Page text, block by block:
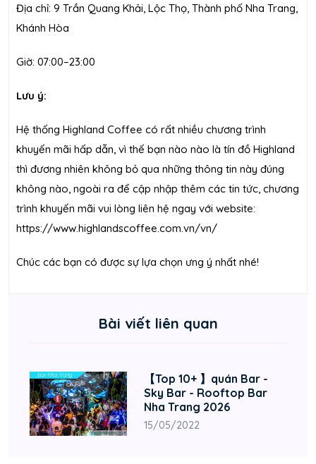
Địa chỉ: 9 Trần Quang Khải, Lộc Thọ, Thành phố Nha Trang,
Khánh Hòa
Giờ: 07:00–23:00
Lưu ý:
Hệ thống Highland Coffee có rất nhiều chương trình
khuyến mãi hấp dẫn, vì thế bạn nào nào là tín đồ Highland
thì đương nhiên không bỏ qua những thông tin này đúng
không nào, ngoài ra để cập nhập thêm các tin tức, chương
trình khuyến mãi vui lòng liên hệ ngay với website:
https://www.highlandscoffee.com.vn/vn/
Chúc các bạn có được sự lựa chọn ưng ý nhất nhé!
Bài viết liên quan
【Top 10+ 】quán Bar -
Sky Bar - Rooftop Bar
Nha Trang 2026
15/05/2022